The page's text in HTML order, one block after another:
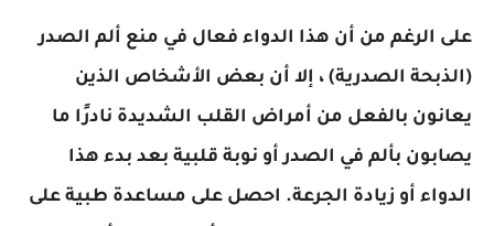
على الرغم من أن هذا الدواء فعال في منع ألم الصدر
(الذبحة الصدرية) ، إلا أن بعض الأشخاص الذين
يعانون بالفعل من أمراض القلب الشديدة نادرًا ما
يصابون بألم في الصدر أو نوبة قلبية بعد بدء هذا
الدواء أو زيادة الجرعة. احصل على مساعدة طبية على